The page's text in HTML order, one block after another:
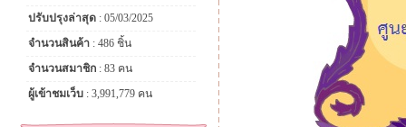
ปรับปรุงล่าสุด : 05/03/2025
จำนวนสินค้า : 486 ชิ้น
จำนวนสมาชิก : 83 คน
ผู้เข้าชมเว็บ : 3,991,779 คน